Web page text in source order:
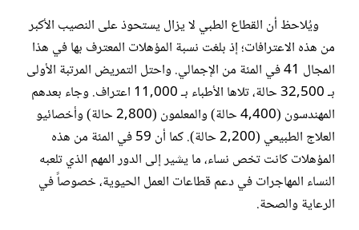
ويُلاحظ أن القطاع الطبي لا يزال يستحوذ على النصيب الأكبر
من هذه الاعترافات؛ إذ بلغت نسبة المؤهلات المعترف بها في هذا
المجال 41 في المئة من الإجمالي. واحتل التمريض المرتبة الأولى
بـ 32,500 حالة، تلاها الأطباء بـ 11,000 اعتراف. وجاء بعدهم
المهندسون (4,400 حالة) والمعلمون (2,800 حالة) وأخصائيو
العلاج الطبيعي (2,200 حالة). كما أن 59 في المئة من هذه
المؤهلات كانت تخص نساء، ما يشير إلى الدور المهم الذي تلعبه
النساء المهاجرات في دعم قطاعات العمل الحيوية، خصوصاً في
الرعاية والصحة.